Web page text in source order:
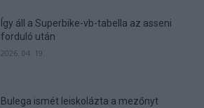
Így áll a Superbike-vb-tabella az asseni
forduló után
2026. 04. 19.
Bulega ismét leiskolázta a mezőnyt